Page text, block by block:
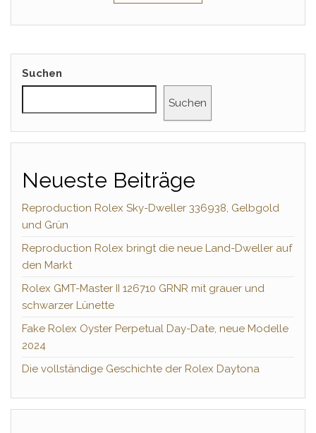
Suchen
Suchen
Neueste Beiträge
Reproduction Rolex Sky-Dweller 336938, Gelbgold
und Grün
Reproduction Rolex bringt die neue Land-Dweller auf
den Markt
Rolex GMT-Master II 126710 GRNR mit grauer und
schwarzer Lünette
Fake Rolex Oyster Perpetual Day-Date, neue Modelle
2024
Die vollständige Geschichte der Rolex Daytona